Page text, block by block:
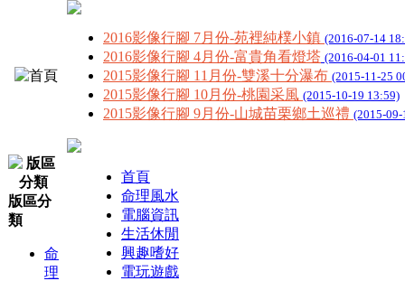
2016影像行腳 7月份-苑裡純樸小鎮 (2016-07-14
2016影像行腳 4月份-富貴角看燈塔 (2016-04-01
2015影像行腳 11月份-雙溪十分瀑布 (2015-11-25
2015影像行腳 10月份-桃園采風 (2015-10-19 13:59)
2015影像行腳 9月份-山城苗栗鄉土巡禮 (2015-
版區分
類
命
理
首頁
命理風水
電腦資訊
生活休閒
興趣嗜好
電玩遊戲